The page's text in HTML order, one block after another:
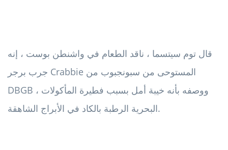
قال توم سيتسما ، ناقد الطعام في واشنطن بوست ، إنه
جرب برجر Crabbie المستوحى من سبونجبوب من
DBGB ، ووصفه بأنه خيبة أمل بسبب فطيرة المأكولات
البحرية الرطبة بالكاد في الأبراج الشاهقة.